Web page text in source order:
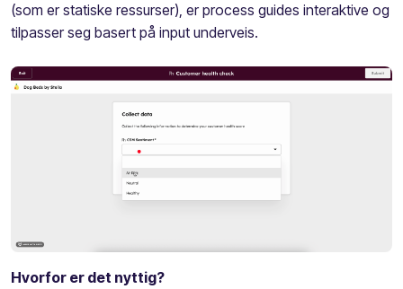
(som er statiske ressurser), er process guides interaktive og
tilpasser seg basert på input underveis.
Hvorfor er det nyttig?